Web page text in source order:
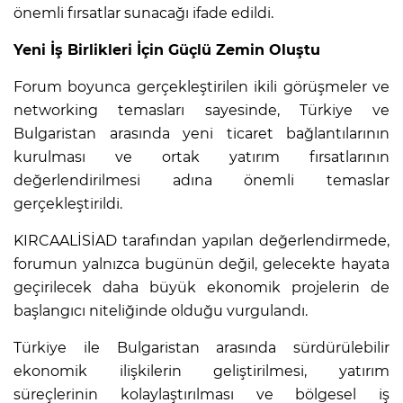
önemli fırsatlar sunacağı ifade edildi.
Yeni İş Birlikleri İçin Güçlü Zemin Oluştu
Forum boyunca gerçekleştirilen ikili görüşmeler ve
networking temasları sayesinde, Türkiye ve
Bulgaristan arasında yeni ticaret bağlantılarının
kurulması ve ortak yatırım fırsatlarının
değerlendirilmesi adına önemli temaslar
gerçekleştirildi.
KIRCAALİSİAD tarafından yapılan değerlendirmede,
forumun yalnızca bugünün değil, gelecekte hayata
geçirilecek daha büyük ekonomik projelerin de
başlangıcı niteliğinde olduğu vurgulandı.
Türkiye ile Bulgaristan arasında sürdürülebilir
ekonomik ilişkilerin geliştirilmesi, yatırım
süreçlerinin kolaylaştırılması ve bölgesel iş